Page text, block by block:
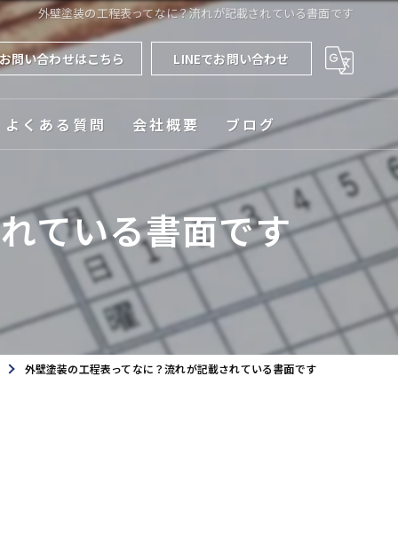
外壁塗装の工程表ってなに？流れが記載されている書面です
問い合わせはこちら LINEでお問い合わせ
よくある質問 会社概要 ブログ
ている書面です
外壁塗装の工程表ってなに？流れが記載されている書面です